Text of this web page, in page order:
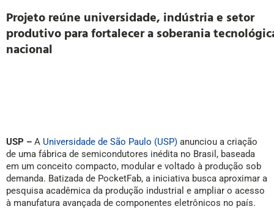
Projeto reúne universidade, indústria e setor
produtivo para fortalecer a soberania
nacional
USP – A Universidade de São Paulo (USP) anunciou a criação
de uma fábrica de semicondutores inédita no Brasil, baseada
em um conceito compacto, modular e voltado à produção sob
demanda. Batizada de PocketFab, a iniciativa busca aproximar a
pesquisa acadêmica da produção industrial e ampliar o acesso
à manufatura avançada de componentes eletrônicos no país.